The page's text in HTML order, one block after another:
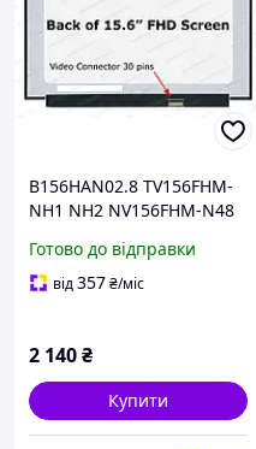
B156HAN02.8 TV156FHM-
NH1 NH2 NV156FHM-N48
LM156LF9L01 LP156WFB-
SPV1 SPV9 B156HAN02.3
Готово до відправки
від357₴/міс
2 140₴
Купити